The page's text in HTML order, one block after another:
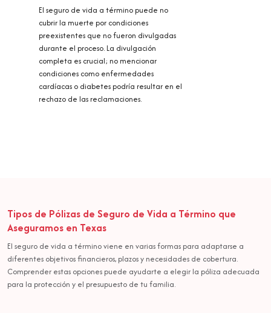
El seguro de vida a término puede no
cubrir la muerte por condiciones
preexistentes que no fueron divulgadas
durante el proceso. La divulgación
completa es crucial; no mencionar
condiciones como enfermedades
cardíacas o diabetes podría resultar en el
rechazo de las reclamaciones.
Tipos de Pólizas de Seguro de Vida a Término que
Aseguramos en Texas
El seguro de vida a término viene en varias formas para adaptarse a
diferentes objetivos financieros, plazos y necesidades de cobertura.
Comprender estas opciones puede ayudarte a elegir la póliza adecuada
para la protección y el presupuesto de tu familia.